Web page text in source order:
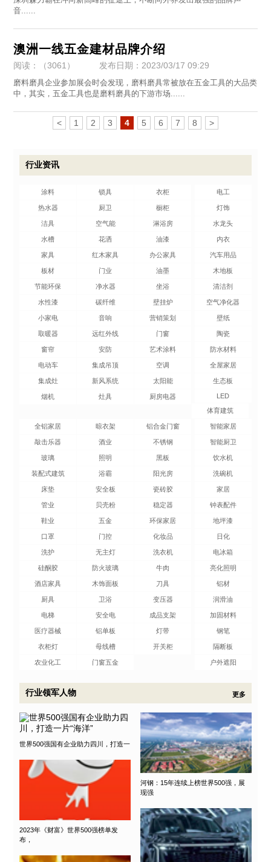
音......
澳洲一线五金建材品牌介绍
阅读：（3061） 发布日期：2023/03/17 09:29
​磨料磨具企业参加展会时会发现，磨料磨具常被放在五金工具的大品类
中，其实，五金工具也是磨料磨具的下游市场......
< 1 2 3 4 5 6 7 8 >
行业资讯
涂料 锁具 衣柜 电工
热水器 厨卫 橱柜 灯饰
洁具 空气能 淋浴房 水龙头
水槽 花洒 油漆 内衣
家具 红木家具 办公家具 汽车用品
板材 门业 油墨 木地板
节能环保 净水器 坐浴 清洁剂
水性漆 碳纤维 壁挂炉 空气净化器
小家电 音响 营销策划 壁纸
取暖器 远红外线 门窗 陶瓷
窗帘 安防 艺术涂料 防水材料
电动车 集成吊顶 空调 全屋家居
集成灶 新风系统 太阳能 生态板
烟机 灶具 厨房电器
LED
体育建筑
全铝家居 晾衣架 智能家居
铝合金门窗
敲击乐器 酒业 智能厨卫
不锈钢
玻璃 照明 饮水机
黑板
装配式建筑 浴霸 洗碗机
阳光房
床垫 安全板 家居
瓷砖胶
管业 贝壳粉 钟表配件
稳定器
鞋业 五金 地坪漆
环保家居
口罩 门控 日化
化妆品
洗护 无主灯 电冰箱
洗衣机
硅酮胶 防火玻璃 亮化照明
牛肉
酒店家具 木饰面板 铝材
刀具
厨具 卫浴 润滑油
变压器
电梯 安全电 加固材料
成品支架
医疗器械 铝单板 钢笔
灯带
衣柜灯 母线槽 隔断板
开关柜
农业化工 门窗五金 户外遮阳
行业领军人物 更多
世界500强国有企业助力四川，打造一
河钢：15年连续上榜世界500强，展
现强
2023年《财富》世界500强榜单发
布，